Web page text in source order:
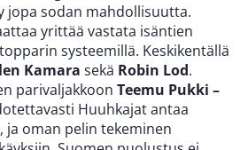
jopa sodan mahdollisuutta.
yrittää vastata isäntien
systeemillä. Keskikentällä
Kamara sekä Robin Lod.
parivaljakkoon Teemu Pukki –
Huuhkajat antaa
ja oman pelin tekeminen